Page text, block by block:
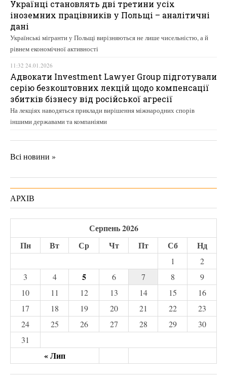
Українці становлять дві третини усіх
іноземних працівників у Польщі – аналітичні
дані
Українські мігранти у Польщі вирізняються не лише чисельністю, а й
рівнем економічної активності
11:32 24.01.2026
Адвокати Investment Lawyer Group підготували
серію безкоштовних лекцій щодо компенсації
збитків бізнесу від російської агресії
На лекціях наводяться приклади вирішення міжнародних спорів
іншими державами та компаніями
Всі новини »
АРХІВ
Серпень 2026
Пн
Вт Ср Чт Пт Сб Нд
« Лип
1
2
3
4 5 6 7 8
9
10
11 12 13 14 15
16
17
18 19 20 21 22
23
24
25 26 27 28 29
30
31